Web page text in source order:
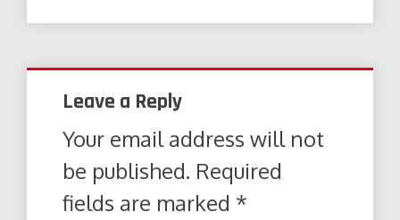
Leave a Reply
Your email address will not
be published. Required
fields are marked *